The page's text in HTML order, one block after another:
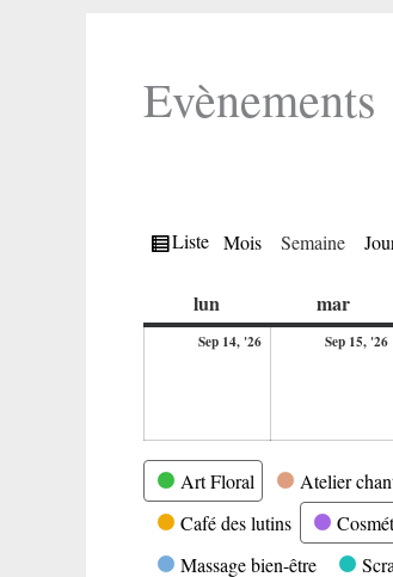
Evènements
Vue
Liste Mois Semaine
lun marmardi
Sep 14, '2614
Sep 15, '2615
Catégories
Art Floral Atelier
Café des lutins
Massage bien-être